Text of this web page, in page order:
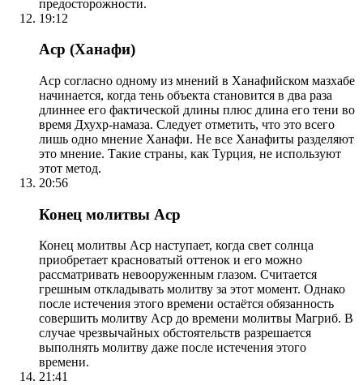
предосторожности.
19:12
Аср (Ханафи)
Аср согласно одному из мнений в Ханафийском мазхабе
начинается, когда тень объекта становится в два раза
длиннее его фактической длины плюс длина его тени во
время Дхухр-намаза. Следует отметить, что это всего
лишь одно мнение Ханафи. Не все Ханафиты разделяют
это мнение. Такие страны, как Турция, не используют
этот метод.
20:56
Конец молитвы Аср
Конец молитвы Аср наступает, когда свет солнца
приобретает красноватый оттенок и его можно
рассматривать невооруженным глазом. Считается
грешным откладывать молитву за этот момент. Однако
после истечения этого времени остаётся обязанность
совершить молитву Аср до времени молитвы Магриб. В
случае чрезвычайных обстоятельств разрешается
выполнять молитву даже после истечения этого
времени.
21:41